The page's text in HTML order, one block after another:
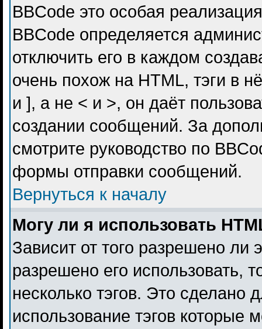
BBCode это особая
BBCode определяется
отключить его в каждом
очень похож на HTML, тэги в
и ], а не < и >, он даёт
создании сообщений. За
смотрите руководство по
формы отправки сообщений.
Вернуться к началу
Могу ли я использовать
Зависит от того разрешено ли
разрешено его использовать,
несколько тэгов. Это сделано
использование тэгов которые